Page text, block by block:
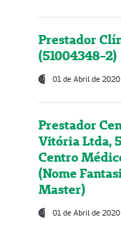
Prestador
(51004348-2)
01 de Abril de 2020
Prestador
Vitória Ltda,
Centro
(Nome
Master)
01 de Abril de 2020